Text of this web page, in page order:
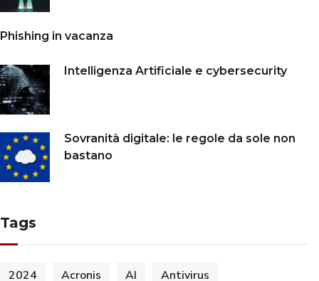
Phishing in vacanza
Intelligenza Artificiale e cybersecurity
Sovranità digitale: le regole da sole non
bastano
Tags
2024 Acronis AI Antivirus